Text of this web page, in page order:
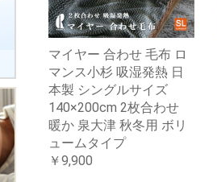
マイヤー 合わせ 毛布 ロ
マンス小杉 吸湿発熱 日
本製 シングルサイズ
140×200cm 2枚合わせ
暖か 泉大津 秋冬用 ボリ
ュームタイプ
￥9,900